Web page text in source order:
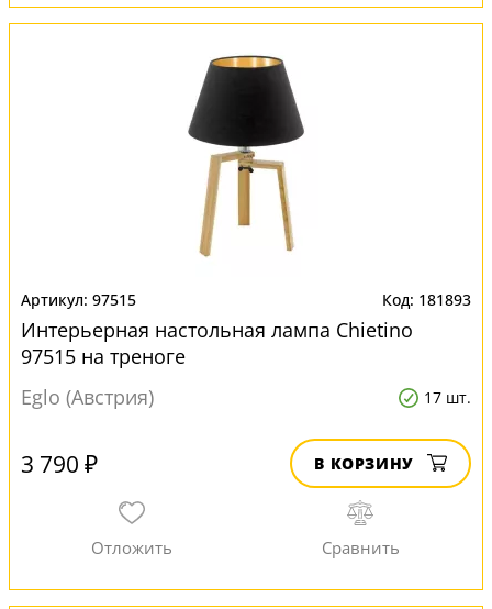
97515 181893
Интерьерная настольная лампа Chietino
97515 на треноге
Eglo (Австрия)
17 шт.
3 790 ₽ В КОРЗИНУ